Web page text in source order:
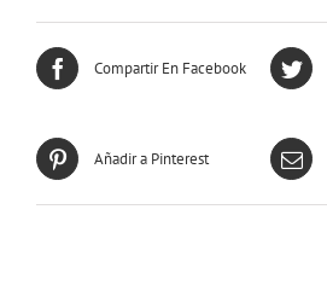
Compartir En Facebook
Añadir a Pinterest